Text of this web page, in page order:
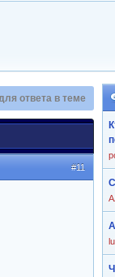
ответа в теме
#11